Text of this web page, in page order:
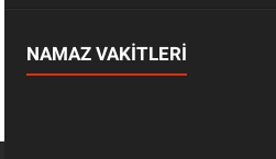
NAMAZ VAKİTLERİ